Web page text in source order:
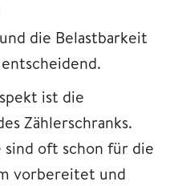
die Belastbarkeit
ist die
Zählerschranks.
sind oft schon für die
vorbereitet und